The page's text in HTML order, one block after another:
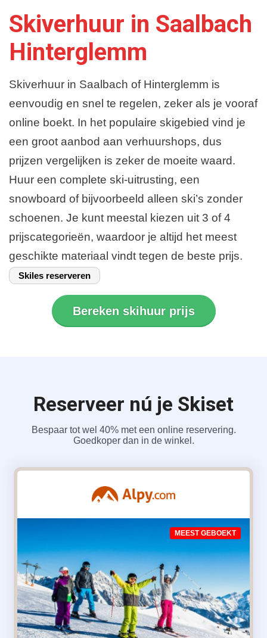
Skiverhuur in Saalbach
Hinterglemm
Skiverhuur in Saalbach of Hinterglemm is
eenvoudig en snel te regelen, zeker als je vooraf
online boekt. In het populaire skigebied vind je
een groot aanbod aan verhuurshops, dus
prijzen vergelijken is zeker de moeite waard.
Huur een complete ski-uitrusting, een
snowboard of bijvoorbeeld alleen ski’s zonder
schoenen. Je kunt meestal kiezen uit 3 of 4
prijscategorieën, waardoor je altijd het meest
geschikte materiaal vindt tegen de beste prijs.
Skiles reserveren
Bereken skihuur prijs
Reserveer nú je Skiset
Bespaar tot wel 40% met een online reservering.
Goedkoper dan in de winkel.
MEEST GEBOEKT